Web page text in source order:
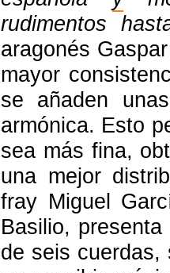
rudimentos
aragonés
mayor
se añaden
armónica. Esto
sea más fina,
una mejor
fray Miguel
Basilio,
de seis cuerdas,